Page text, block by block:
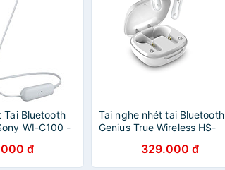
Tai Bluetooth
WI-C100 -
đ
Tai nghe nhét tai Bluetooth
Genius True Wireless HS-
329.000 đ